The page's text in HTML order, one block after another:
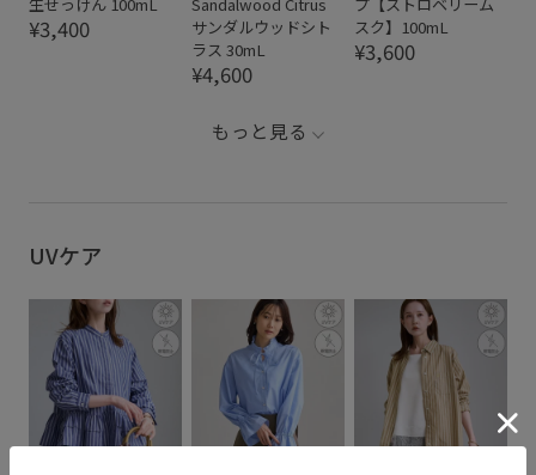
生せっけん 100mL
¥3,400
Sandalwood Citrus
サンダルウッドシト
ラス 30mL
¥4,600
プ【ストロベリーム
スク】100mL
¥3,600
もっと見る
UVケア